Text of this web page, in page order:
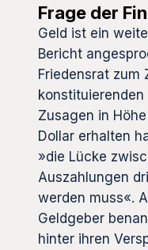
Frage der
Geld ist ein
Bericht
Friedensrat zum
konstituierenden
Zusagen in
Dollar erhalten
»die Lücke
Auszahlungen
werden muss«.
Geldgeber
hinter ihren